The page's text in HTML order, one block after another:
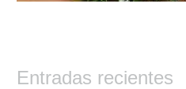
Entradas recientes